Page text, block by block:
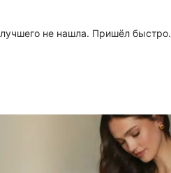
не нашла. Пришёл быстро.